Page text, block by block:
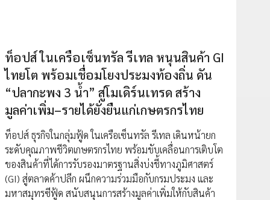
ท็อปส์ ในเครือเซ็นทรัล รีเทล หนุนสินค้า GI
ไทยโต พร้อมเชื่อมโยงประมงท้องถิ่น ดัน
“ปลากะพง 3 น้ำ” สู่โมเดิร์นเทรด สร้าง
มูลค่าเพิ่ม–รายได้ยั่งยืนแก่เกษตรกรไทย
ท็อปส์ ธุรกิจในกลุ่มฟู้ด ในเครือเซ็นทรัล รีเทล เดินหน้ายก
ระดับคุณภาพชีวิตเกษตรกรไทย พร้อมขับเคลื่อนการเติบโต
ของสินค้าที่ได้การรับรองมาตรฐานสิ่งบ่งชี้ทางภูมิศาสตร์
(GI) สู่ตลาดค้าปลีก ผนึกความร่วมมือกับกรมประมง และ
มหาสมุทรซีฟู้ด สนับสนุนการสร้างมูลค่าเพิ่มให้กับสินค้า